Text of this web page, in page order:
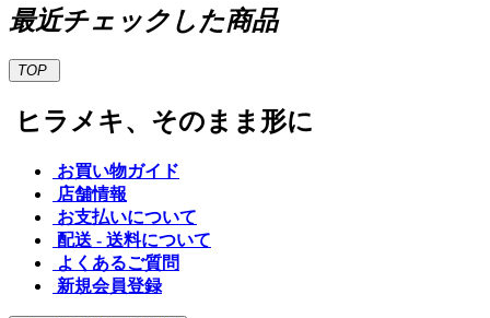
最近チェックした商品
TOP
ヒラメキ、そのまま形に
お買い物ガイド
店舗情報
お支払いについて
配送 - 送料について
よくあるご質問
新規会員登録